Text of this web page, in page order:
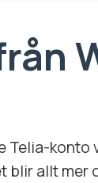
konto
blir allt mer